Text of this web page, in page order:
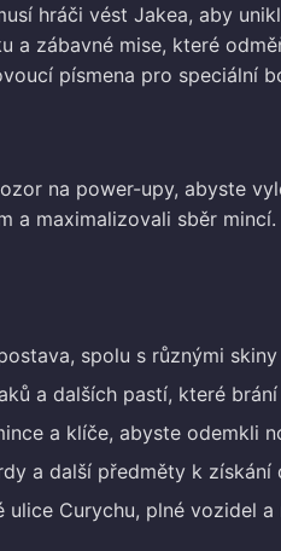
hráči vést Jakea, aby
a zábavné mise, které
písmena pro speciální
na power-upy, abyste
a maximalizovali sběr
spolu s různými
a dalších pastí, které
a klíče, abyste odemkli
a další předměty k získání
ulice Curychu, plné vozidel